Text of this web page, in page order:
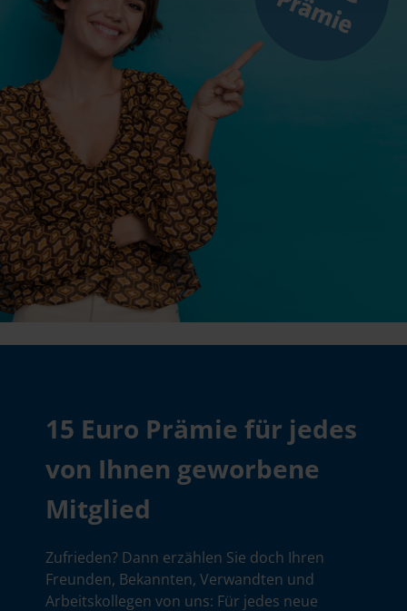
15 Euro Prämie für jedes
von Ihnen geworbene
Mitglied
Zufrieden? Dann erzählen Sie doch Ihren
Freunden, Bekannten, Verwandten und
Arbeitskollegen von uns: Für jedes neue